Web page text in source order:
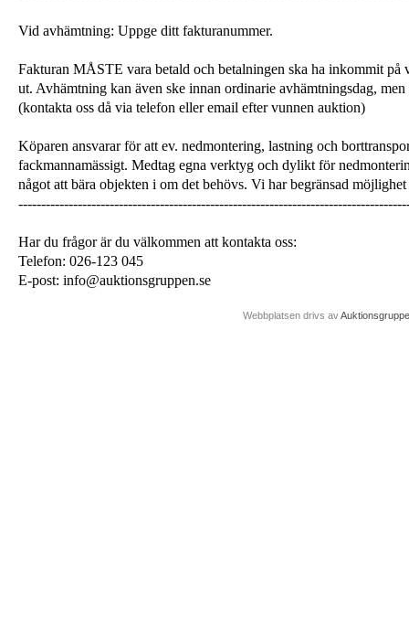
Vid avhämtning: Uppge ditt fakturanummer.
Fakturan MÅSTE vara betald och betalningen ska ha inkommit på
ut. Avhämtning kan även ske innan ordinarie avhämtningsdag,
(kontakta oss då via telefon eller email efter vunnen auktion)
Köparen ansvarar för att ev. nedmontering, lastning och
fackmannamässigt. Medtag egna verktyg och dylikt för
något att bära objekten i om det behövs. Vi har begränsad
Har du frågor är du välkommen att kontakta oss:
Telefon: 026-123 045
E-post: info@auktionsgruppen.se
Webbplatsen drivs av